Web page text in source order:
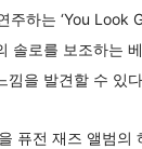
주하는 ‘You Look
솔로를 보조하는
낌을 발견할 수 있
퓨전 재즈 앨범의